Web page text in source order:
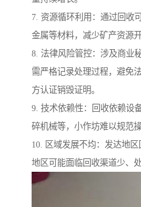
7. 资源循环利用：通过回收
金属等材料，减少矿产资源
8. 法律风险管控：涉及商业
需严格记录处理过程，避免
方认证销毁证明。
9. 技术依赖性：回收依赖设
碎机械等，小作坊难以规范操
10. 区域发展不均：发达地
地区可能面临回收渠道少、